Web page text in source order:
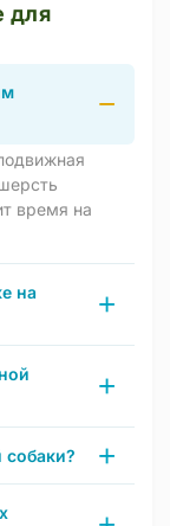
для
время на
на
собаки?